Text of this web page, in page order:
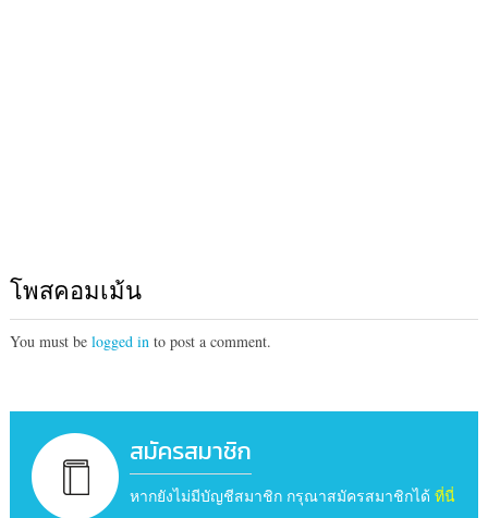
โพสคอมเม้น
You must be logged into post a comment.
สมัครสมาชิก
หากยังไม่มีบัญชีสมาชิก กรุณาสมัครสมาชิกได้ ที่นี่